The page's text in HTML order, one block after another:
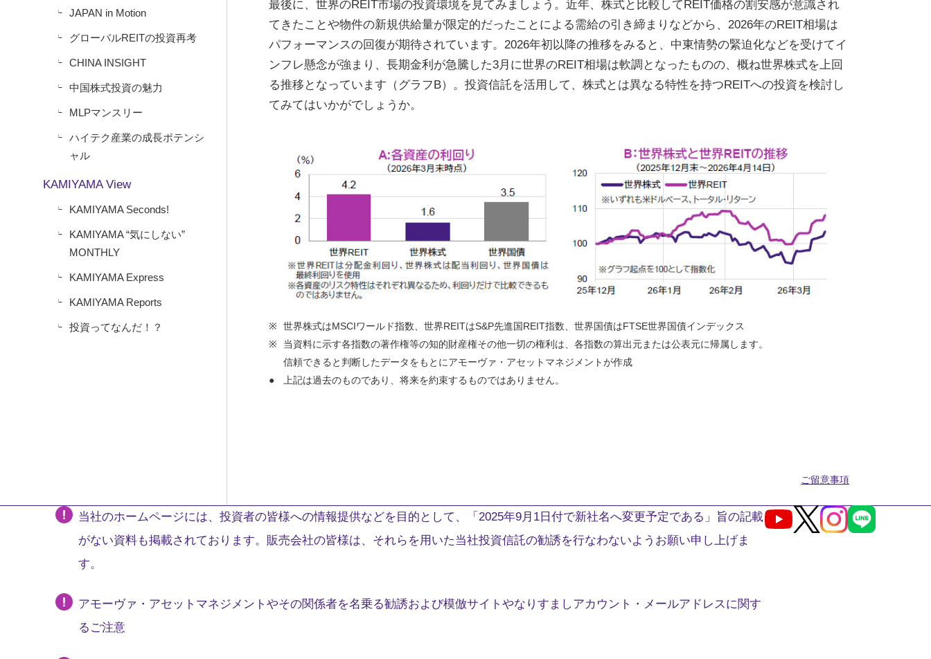
JAPAN in Motion
グローバルREITの投資再考
CHINA INSIGHT
中国株式投資の魅力
MLPマンスリー
ハイテク産業の成長ポテンシ
ャル
KAMIYAMA View
KAMIYAMA Seconds!
KAMIYAMA “気にしない”
MONTHLY
KAMIYAMA Express
KAMIYAMA Reports
投資ってなんだ！？
最後に、世界のREIT市場の投資環境を見てみましょう。近年、株式と比較してREIT価格の割安感が意識され
てきたことや物件の新規供給量が限定的だったことによる需給の引き締まりなどから、2026年のREIT相場は
パフォーマンスの回復が期待されています。2026年初以降の推移をみると、中東情勢の緊迫化などを受けてイ
ンフレ懸念が強まり、長期金利が急騰した3月に世界のREIT相場は軟調となったものの、概ね世界株式を上回
る推移となっています（グラフB）。投資信託を活用して、株式とは異なる特性を持つREITへの投資を検討し
てみてはいかがでしょうか。
世界株式はMSCIワールド指数、世界REITはS&P先進国REIT指数、世界国債はFTSE世界国債インデックス
当資料に示す各指数の著作権等の知的財産権その他一切の権利は、各指数の算出元または公表元に帰属します。
信頼できると判断したデータをもとにアモーヴァ・アセットマネジメントが作成
上記は過去のものであり、将来を約束するものではありません。
ご留意事項
当社のホームページには、投資者の皆様への情報提供などを目的として、「2025年9月1日付で新社名へ変更予定である」旨の記載
がない資料も掲載されております。販売会社の皆様は、それらを用いた当社投資信託の勧誘を行なわないようお願い申し上げま
す。
アモーヴァ・アセットマネジメントやその関係者を名乗る勧誘および模倣サイトやなりすましアカウント・メールアドレスに関す
るご注意
Youtube
X Instagram
LINE